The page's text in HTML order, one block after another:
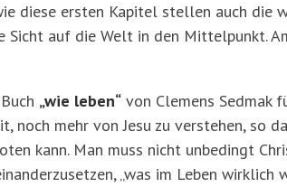
diese ersten Kapitel stellen auch die
Sicht auf die Welt in den Mittelpunkt.
„wie leben“ von Clemens Sedmak
noch mehr von Jesu zu verstehen, so
kann. Man muss nicht unbedingt
„was im Leben